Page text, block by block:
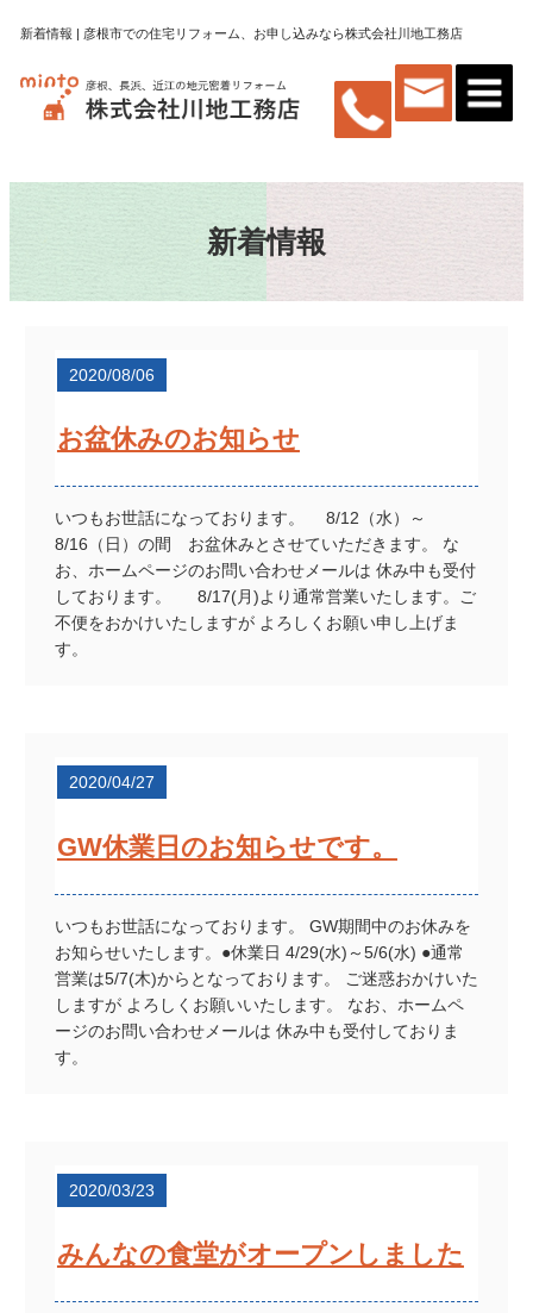
新着情報 | 彦根市での住宅リフォーム、お申し込みなら株式会社川地工務店
新着情報
2020/08/06
お盆休みのお知らせ
いつもお世話になっております。 8/12（水）～
8/16（日）の間 お盆休みとさせていただきます。 な
お、ホームページのお問い合わせメールは 休み中も受付
しております。 8/17(月)より通常営業いたします。ご
不便をおかけいたしますが よろしくお願い申し上げま
す。
2020/04/27
GW休業日のお知らせです。
いつもお世話になっております。 GW期間中のお休みを
お知らせいたします。●休業日 4/29(水)～5/6(水) ●通常
営業は5/7(木)からとなっております。 ご迷惑おかけいた
しますが よろしくお願いいたします。 なお、ホームペ
ージのお問い合わせメールは 休み中も受付しておりま
す。
2020/03/23
みんなの食堂がオープンしました